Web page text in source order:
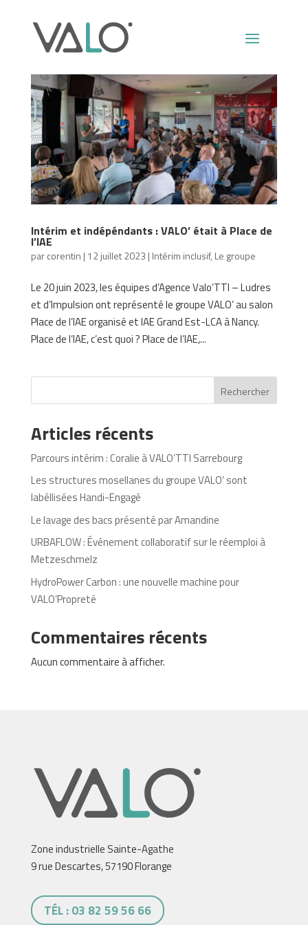
Intérim et indépéndants : VALO’ était à Place de
l’IAE
parcorentin | 12 juillet 2023 | Intérim inclusif, Le groupe
Le 20 juin 2023, les équipes d’Agence Valo’TTI – Ludres
et d’Impulsion ont représenté le groupe VALO’ au salon
Place de l’IAE organisé et IAE Grand Est-LCA à Nancy.
Place de l’IAE, c’est quoi ? Place de l’IAE,...
Rechercher
Articles récents
Parcours intérim : Coralie à VALO’TTI Sarrebourg
Les structures mosellanes du groupe VALO’ sont
labéllisées Handi-Engagé
Le lavage des bacs présenté par Amandine
URBAFLOW : Événement collaboratif sur le réemploi à
Metzeschmelz
HydroPower Carbon : une nouvelle machine pour
VALO’Propreté
Commentaires récents
Aucun commentaire à afficher.
Zone industrielle Sainte-Agathe
9 rue Descartes, 57190 Florange
TÉL : 03 82 59 56 66